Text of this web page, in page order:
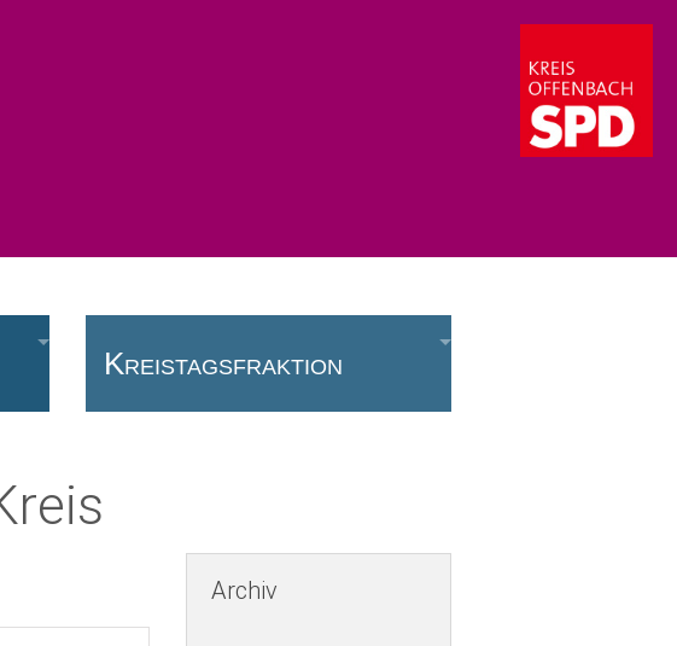
Jusos in der SPD
Kreistagsfraktion
News - Kreistagsfraktion
Archiv